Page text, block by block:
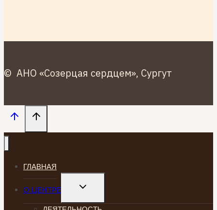
© АНО «Созерцая сердцем», Сургут
ГЛАВНАЯ
О ЦЕНТРЕ
TOGGLE
MENU